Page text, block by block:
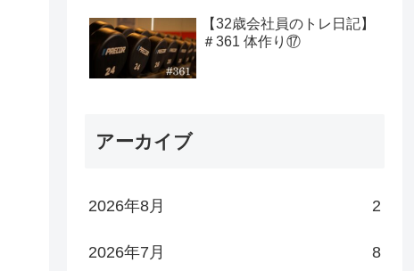
【32歳会社員のトレ日記】
＃361 体作り⑰
アーカイブ
2026年8月 2
2026年7月 8